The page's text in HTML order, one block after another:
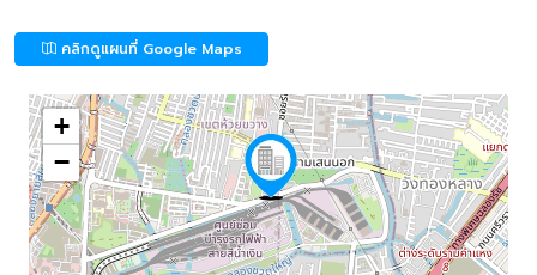
คลิกดูแผนที่ Google Maps
+
−